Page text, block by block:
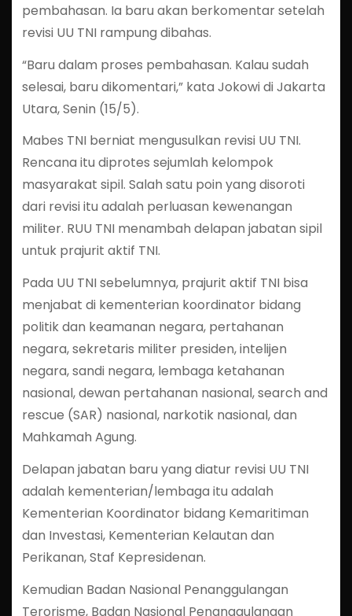
pembahasan. Ia baru akan berkomentar setelah
revisi UU TNI rampung dibahas.
“Baru dalam proses pembahasan. Kalau sudah
selesai, baru dikomentari,” kata Jokowi di Jakarta
Utara, Senin (15/5).
Mabes TNI berniat mengusulkan revisi UU TNI.
Rencana itu diprotes sejumlah kelompok
masyarakat sipil. Salah satu poin yang disoroti
dari revisi itu adalah perluasan kewenangan
militer. RUU TNI menambah delapan jabatan sipil
untuk prajurit aktif TNI.
Pada UU TNI sebelumnya, prajurit aktif TNI bisa
menjabat di kementerian koordinator bidang
politik dan keamanan negara, pertahanan
negara, sekretaris militer presiden, intelijen
negara, sandi negara, lembaga ketahanan
nasional, dewan pertahanan nasional, search and
rescue (SAR) nasional, narkotik nasional, dan
Mahkamah Agung.
Delapan jabatan baru yang diatur revisi UU TNI
adalah kementerian/lembaga itu adalah
Kementerian Koordinator bidang Kemaritiman
dan Investasi, Kementerian Kelautan dan
Perikanan, Staf Kepresidenan.
Kemudian Badan Nasional Penanggulangan
Terorisme, Badan Nasional Penanggulangan